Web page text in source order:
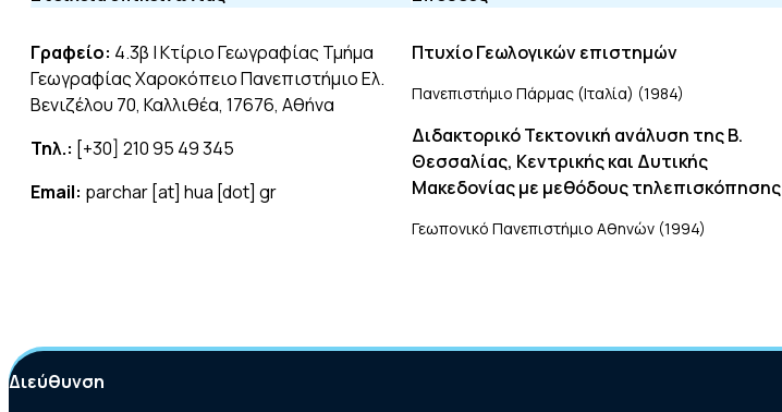
Γραφείο: 4.3β | Κτίριο Γεωγραφίας Τμήμα
Γεωγραφίας Χαροκόπειο Πανεπιστήμιο Ελ.
Βενιζέλου 70, Καλλιθέα, 17676, Αθήνα
Τηλ.: [+30] 210 95 49 345
Email: parchar [at] hua [dot] gr
Πτυχίο Γεωλογικών επιστημών
Πανεπιστήμιο Πάρμας (Ιταλία) (1984)
Διδακτορικό Τεκτονική ανάλυση της Β.
Θεσσαλίας, Κεντρικής και Δυτικής
Μακεδονίας με μεθόδους τηλεπισκόπησης
Γεωπονικό Πανεπιστήμιο Αθηνών (1994)
Διεύθυνση